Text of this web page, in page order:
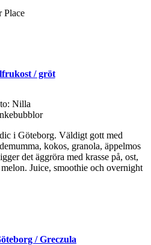
Place
/ gröt
Nilla
i Göteborg. Väldigt gott med
kokos, granola, äppelmos
det äggröra med krasse på, ost,
Juice, smoothie och overnight
/ Greczula